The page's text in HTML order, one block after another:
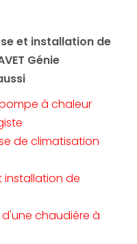
et installation de
Génie
à chaleur
de climatisation
installation de
chaudière à